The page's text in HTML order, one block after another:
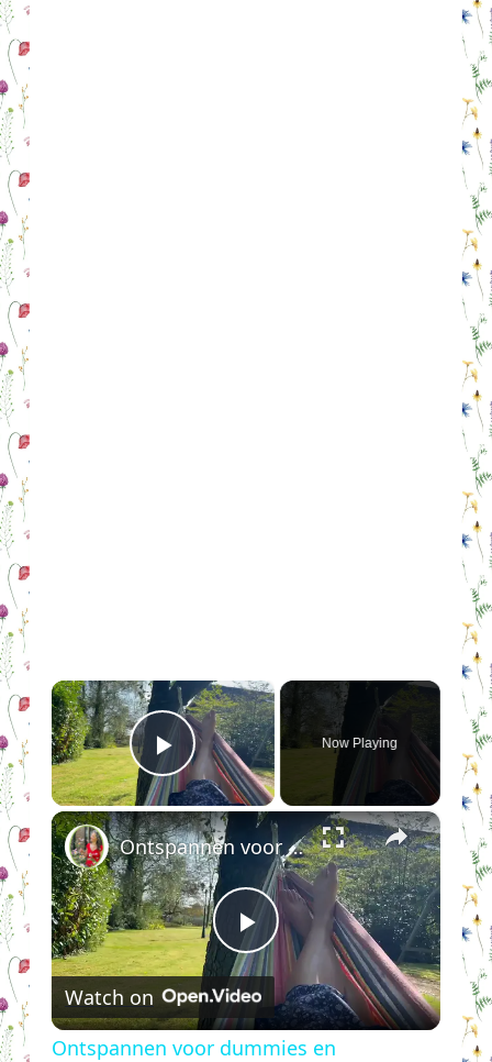
×
Play Video
Now Playing
×
Play
Video
Ontspannen voor dummies en stresskippen
Watch on
Ontspannen voor dummies en